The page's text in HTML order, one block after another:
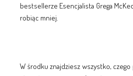
bestsellerze Esencjalista Grega
robiąc mniej.
W środku znajdziesz wszystko,